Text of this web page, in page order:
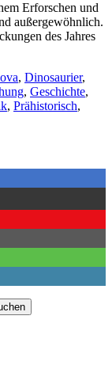
Erforschen und
außergewöhnlich.
des Jahres
, Dinosaurier,
, Geschichte,
, Prähistorisch,